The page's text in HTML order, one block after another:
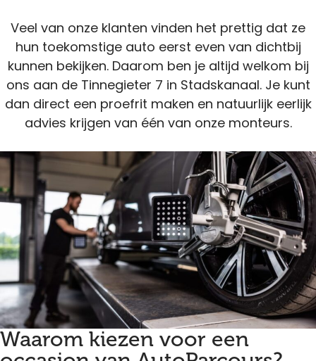
Veel van onze klanten vinden het prettig dat ze
hun toekomstige auto eerst even van dichtbij
kunnen bekijken. Daarom ben je altijd welkom bij
ons aan de Tinnegieter 7 in Stadskanaal. Je kunt
dan direct een proefrit maken en natuurlijk eerlijk
advies krijgen van één van onze monteurs.
Waarom kiezen voor een